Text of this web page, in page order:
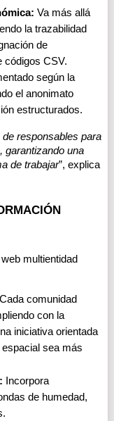
Va más allá
la trazabilidad
de
códigos CSV.
según la
el anonimato
estructurados.
responsables para
garantizando una
de trabajar”, explica
multientidad
Cada comunidad
con la
iniciativa orientada
sea más
Incorpora
de humedad,